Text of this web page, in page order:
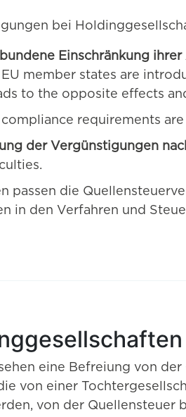
bei
Einschränkung
member states are
to the opposite effects
requirements
der Vergünstigungen
passen die
in den Verfahren und
eine Befreiung von der
von einer
von der Quellensteuer